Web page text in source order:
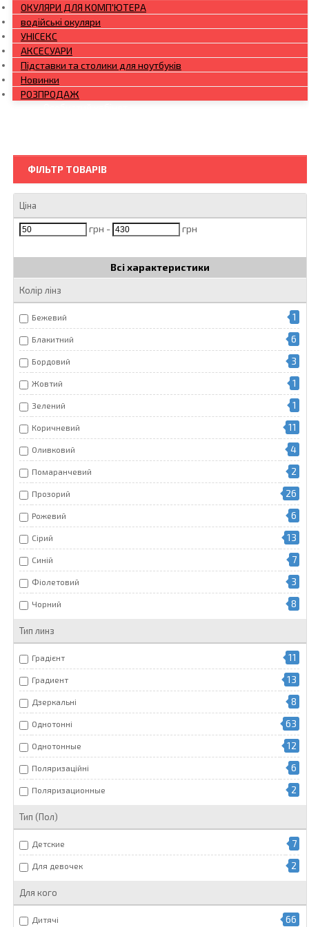
ОКУЛЯРИ ДЛЯ КОМП'ЮТЕРА
водійські окуляри
УНІСЕКС
АКСЕСУАРИ
Підставки та столики для ноутбуків
Новинки
РОЗПРОДАЖ
ФІЛЬТР ТОВАРІВ
Ціна
грн - грн
Всі характеристики
Колір лінз
Бежевий 1
Блакитний 6
Бордовий 3
Жовтий 1
Зелений 1
Коричневий 11
Оливковий 4
Помаранчевий 2
Прозорий 26
Рожевий 6
Сірий 13
Синій 7
Фіолетовий 3
Чорний 8
Тип линз
Градієнт 11
Градиент 13
Дзеркальні 8
Однотонні 63
Однотонные 12
Поляризаційні 6
Поляризационные 2
Тип (Пол)
Детские 7
Для девочек 2
Для кого
Дитячі 66